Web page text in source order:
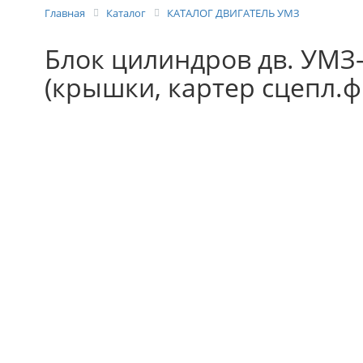
Главная Каталог КАТАЛОГ ДВИГАТЕЛЬ УМЗ
Блок цилиндров дв.
(крышки, картер